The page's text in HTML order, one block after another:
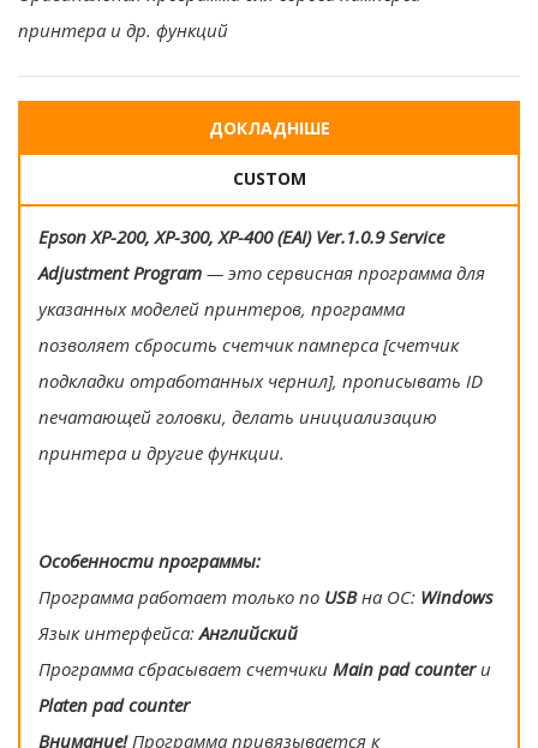
принтера и др. функций
ДОКЛАДНІШЕ
CUSTOM
Epson XP-200, XP-300, XP-400 (EAI) Ver.1.0.9 Service
Adjustment Program — это сервисная программа для
указанных моделей принтеров, программа
позволяет сбросить счетчик памперса [счетчик
подкладки отработанных чернил], прописывать ID
печатающей головки, делать инициализацию
принтера и другие функции.
Особенности программы:
Программа работает только по USBна ОС: Windows
Язык интерфейса:Английский
Программа сбрасывает счетчики Main pad counterи
Platen pad counter
Внимание! Программа привязывается к